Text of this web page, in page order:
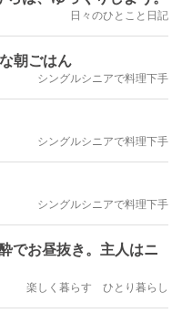
日々のひとこと日記
朝ごはん
シングルシニアで料理下手
シングルシニアで料理下手
シングルシニアで料理下手
でお昼抜き。主人はニ
楽しく暮らす ひとり暮らし